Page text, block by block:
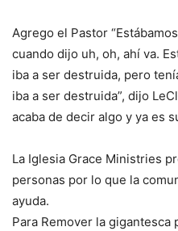
Agrego el Pastor
cuando dijo uh, oh, ahí va.
iba a ser destruida, pero
iba a ser destruida”, dijo
acaba de decir algo y ya es
La Iglesia Grace Ministries
personas por lo que la
ayuda.
Para Remover la